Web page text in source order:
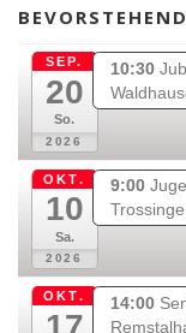
e
o
t
g
r
m
l
SEP.
20
So.
2026
10:30
OKT.
10
Sa.
2026
9:00
OKT. 14:00